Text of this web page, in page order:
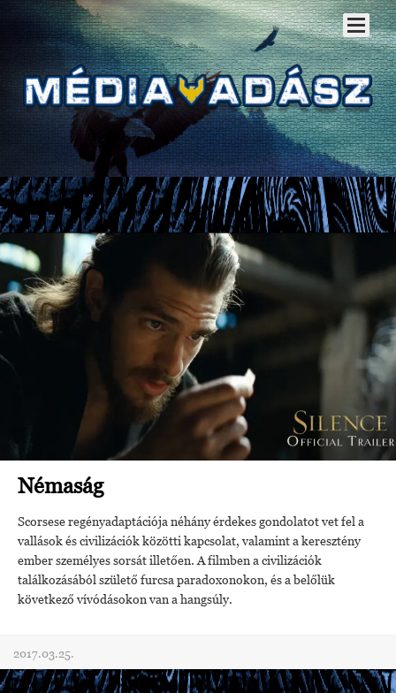
Némaság
Scorsese regényadaptációja néhány érdekes gondolatot vet fel a
vallások és civilizációk közötti kapcsolat, valamint a keresztény
ember személyes sorsát illetően. A filmben a civilizációk
találkozásából születő furcsa paradoxonokon, és a belőlük
következő vívódásokon van a hangsúly.
2017.03.25.